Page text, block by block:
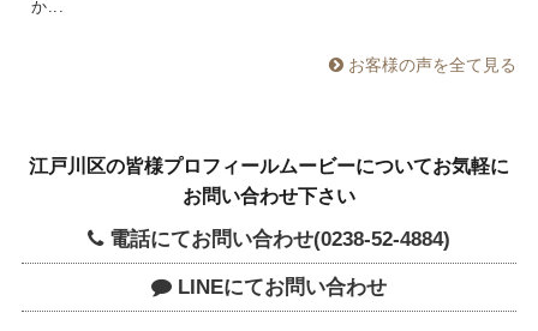
か...
お客様の声を全て見る
江戸川区の皆様プロフィールムービーについてお気軽に
お問い合わせ下さい
電話にてお問い合わせ(0238-52-4884)
LINEにてお問い合わせ